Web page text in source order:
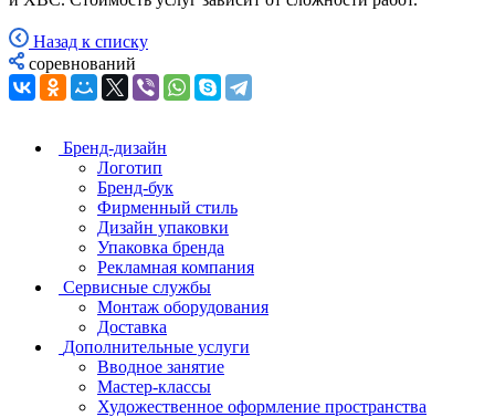
Назад к списку
соревнований
Бренд-дизайн
Логотип
Бренд-бук
Фирменный стиль
Дизайн упаковки
Упаковка бренда
Рекламная компания
Сервисные службы
Монтаж оборудования
Доставка
Дополнительные услуги
Вводное занятие
Мастер-классы
Художественное оформление пространства